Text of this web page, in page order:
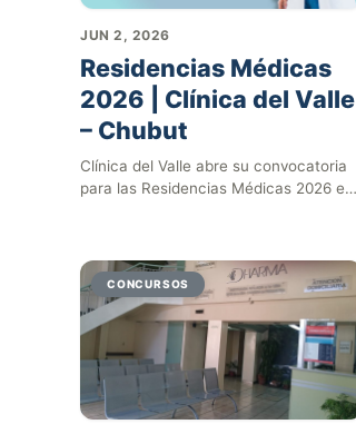
JUN 2, 2026
Residencias Médicas
2026 | Clínica del Valle
– Chubut
Clínica del Valle abre su convocatoria
para las Residencias Médicas 2026 en
CONCURSOS